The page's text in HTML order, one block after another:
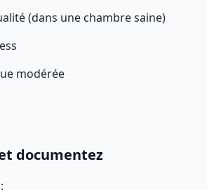
(dans une chambre saine)
modérée
documentez
: